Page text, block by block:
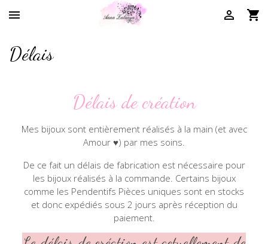
 

Délais
Délais de création
Mes bijoux sont entièrement réalisés à la main (et avec
Amour ♥) par mes soins.
De ce fait un délais de fabrication est nécessaire pour
les bijoux réalisés à la commande. Certains bijoux
comme les Pendentifs Pièces uniques sont en stocks
et donc expédiés sous 2 jours après réception du
paiement.